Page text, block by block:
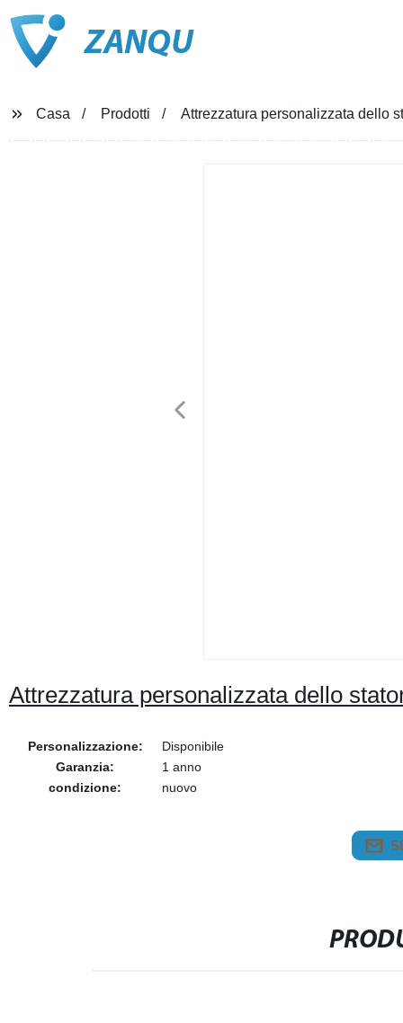
ZANQU
Casa Prodotti Attrezzatura personalizzata dello
Attrezzatura personalizzata dello
Personalizzazione:
Disponibile
Garanzia:
1 anno
condizione:
nuovo